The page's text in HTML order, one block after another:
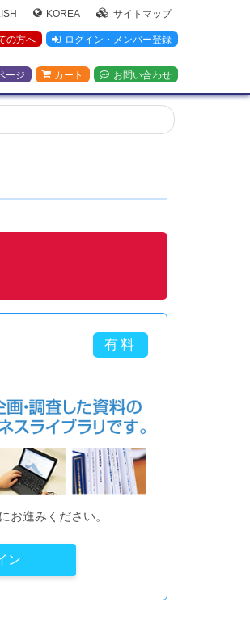
KOREA サイトマップ
の方へ ログイン・メンバー登録
ージ カート お問い合わせ
お進みください。
ン